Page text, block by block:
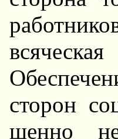
стоpон
шенно